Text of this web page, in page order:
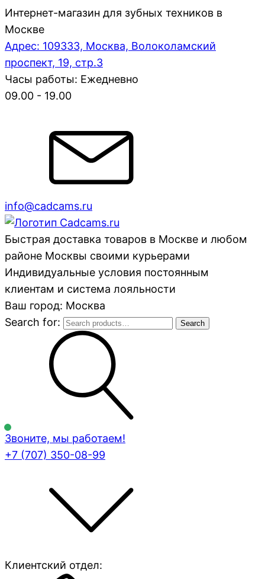
Интернет-магазин для зубных техников в
Москве
Адрес: 109333, Москва, Волоколамский
проспект, 19, стр.3
Часы работы: Ежедневно
09.00 - 19.00
info@cadcams.ru
Быстрая доставка товаров в Москве и любом
районе Москвы своими курьерами
Индивидуальные условия постоянным
клиентам и система лояльности
Ваш город: Москва
Search for:
Search
Звоните, мы работаем!
+7 (707) 350-08-99
Клиентский отдел: